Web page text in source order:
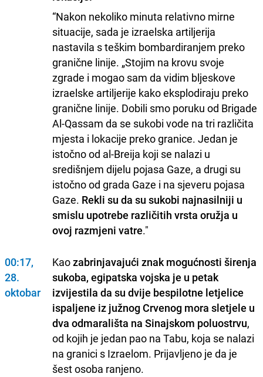
“Nakon nekoliko minuta relativno mirne
situacije, sada je izraelska artiljerija
nastavila s teškim bombardiranjem preko
granične linije. „Stojim na krovu svoje
zgrade i mogao sam da vidim bljeskove
izraelske artiljerije kako eksplodiraju preko
granične linije. Dobili smo poruku od Brigade
Al-Qassam da se sukobi vode na tri različita
mjesta i lokacije preko granice. Jedan je
istočno od al-Breija koji se nalazi u
središnjem dijelu pojasa Gaze, a drugi su
istočno od grada Gaze i na sjeveru pojasa
Gaze. Rekli su da su sukobi najnasilniji u
smislu upotrebe različitih vrsta oružja u
ovoj razmjeni vatre."
00:17,
28.
oktobar
Kaozabrinjavajući znak mogućnosti širenja
sukoba, egipatska vojska je u petak
izvijestila da su dvije bespilotne letjelice
ispaljene iz južnog Crvenog mora sletjele u
dva odmarališta na Sinajskom poluostrvu,
od kojih je jedan pao na Tabu, koja se nalazi
na granici s Izraelom. Prijavljeno je da je
šest osoba ranjeno.